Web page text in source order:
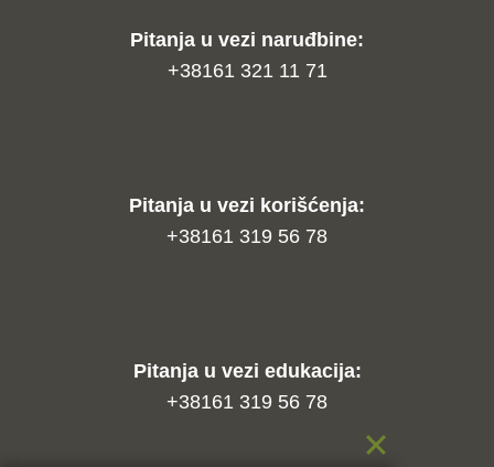
Pitanja u vezi naruđbine:
+38161 321 11 71
Pitanja u vezi korišćenja:
+38161 319 56 78
Pitanja u vezi edukacija:
+38161 319 56 78